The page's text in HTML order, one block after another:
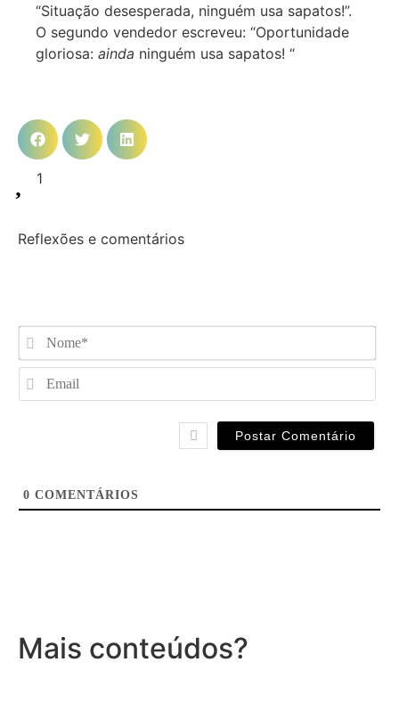
“Situação desesperada, ninguém usa sapatos!”.
O segundo vendedor escreveu: “Oportunidade
gloriosa: ainda ninguém usa sapatos! “
1
Reflexões e comentários
0 COMENTÁRIOS
Mais conteúdos?